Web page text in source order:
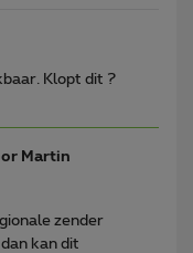
Klopt dit ?
Martin
zender
kan dit